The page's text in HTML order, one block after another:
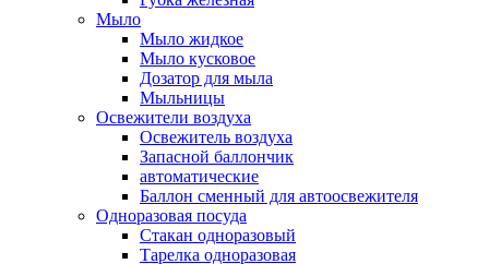
Мыло
Мыло жидкое
Мыло кусковое
Дозатор для мыла
Мыльницы
Освежители воздуха
Освежитель воздуха
Запасной баллончик
автоматические
Баллон сменный для автоосвежителя
Одноразовая посуда
Стакан одноразовый
Тарелка одноразовая